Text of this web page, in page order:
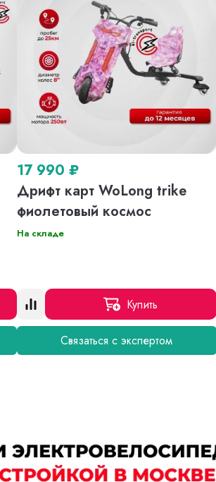
17 990 ₽
Дрифт карт WoLong trike
фиолетовый космос
На складе
Купить
Связаться с экспертом